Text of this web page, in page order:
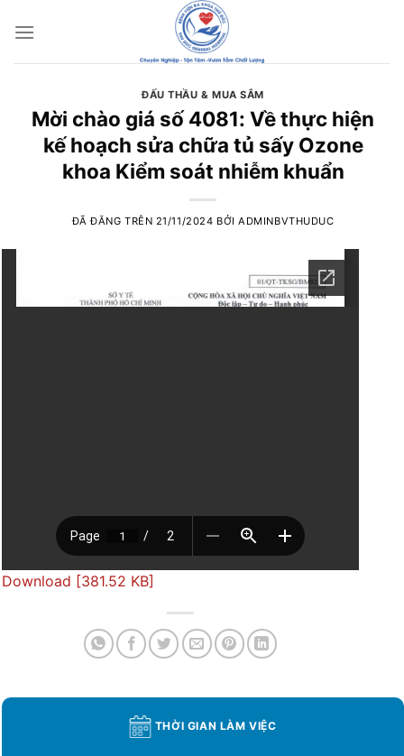
đến
ĐẤU THẦU & MUA SẮM
Mời chào giá số 4081: Về thực hiện
kế hoạch sửa chữa tủ sấy Ozone
khoa Kiểm soát nhiễm khuẩn
ĐÃ ĐĂNG TRÊN 21/11/2024 BỞIADMINBVTHUDUC
Download [381.52 KB]
THỜI GIAN LÀM VIỆC